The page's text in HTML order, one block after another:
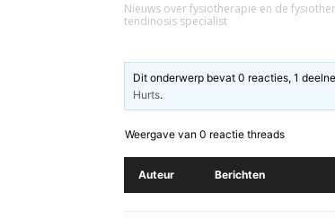
Nieuws over fysiotherapie en de
tendinosis specialist
Dit onderwerp bevat 0 reacties, 1
Hurts.
Weergave van 0 reactie threads
Auteur Berichten